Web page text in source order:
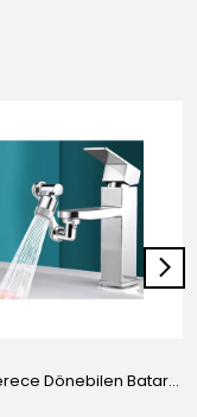
1080 Derece Dönebilen Batarya Musluk Başlığı Krom Batarya 2 Fonksiyonlu Musluk Başlığı